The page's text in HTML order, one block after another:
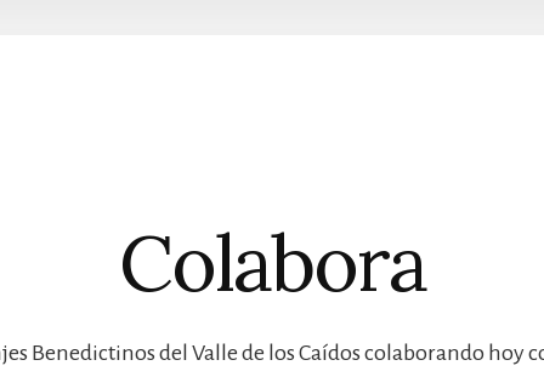
Colabora
Benedictinos del Valle de los Caídos colaborando hoy